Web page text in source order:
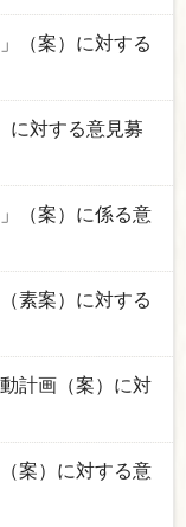
（案）に対する
に対する意見募
（案）に係る意
素案）に対する
計画（案）に対
案）に対する意